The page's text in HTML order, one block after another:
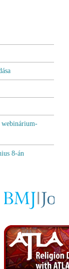
webinárium-
8-án